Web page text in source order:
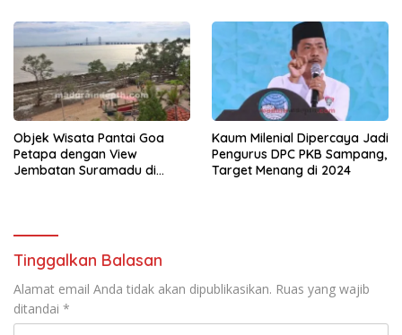
Objek Wisata Pantai Goa
Petapa dengan View
Jembatan Suramadu di
Kaum Milenial Dipercaya Jadi
Pengurus DPC PKB Sampang,
Target Menang di 2024
Tinggalkan Balasan
Alamat email Anda tidak akan dipublikasikan. Ruas yang wajib
ditandai *